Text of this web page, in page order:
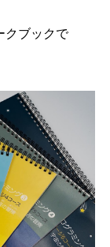
クブックで